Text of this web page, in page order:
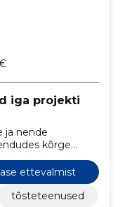
iga projekti
ja nende
kõrge
ettevalmista
tõsteteenused